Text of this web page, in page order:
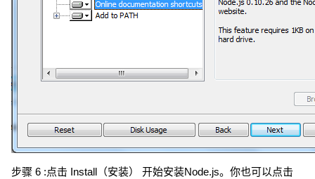
步骤 6 :点击 Install（安装） 开始安装Node.js。你也可以点击